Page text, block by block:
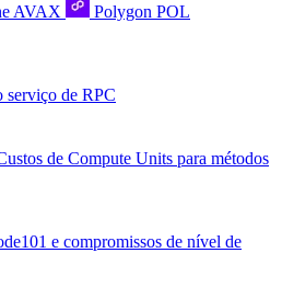
AVAX Polygon POL
serviço de RPC
de Compute Units para métodos
e compromissos de nível de